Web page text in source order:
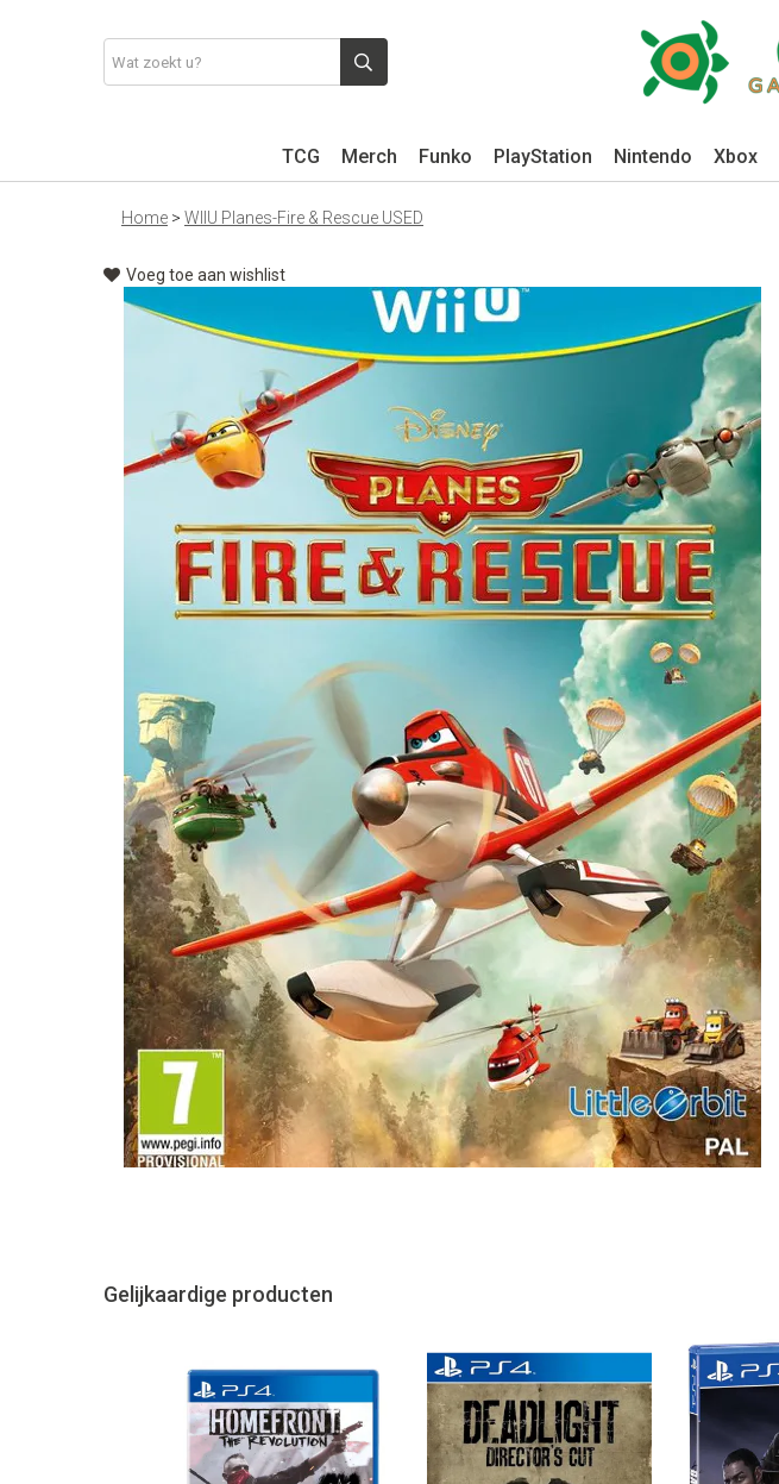
TCG Merch Funko PlayStation Nintendo Xbox
Home > WIIU Planes-Fire & Rescue USED
Voeg toe aan wishlist
Gelijkaardige producten